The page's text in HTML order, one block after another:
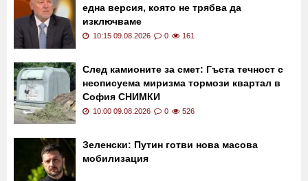
една версия, която не трябва да
изключваме
10:15 09.08.2026 0 161
След камионите за смет: Гъста течност с
неописуема миризма тормози квартал в
София СНИМКИ
10:00 09.08.2026 0 526
Зеленски: Путин готви нова масова
мобилизация